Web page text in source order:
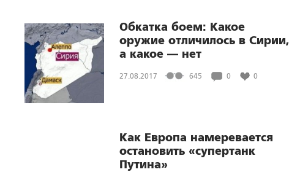
Обкатка боем: Какое
оружие отличилось в Сирии,
а какое — нет
27.08.2017 645 0 0
Как Европа намеревается
остановить «супертанк
Путина»